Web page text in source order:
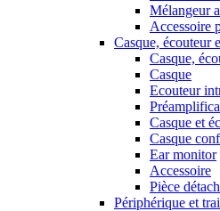
Mélangeur
Accessoire
Casque, écouteur
Casque,
Casque
Ecouteur
Casque et
Casque
Ear monitor
Accessoire
Pièce
Périphérique et